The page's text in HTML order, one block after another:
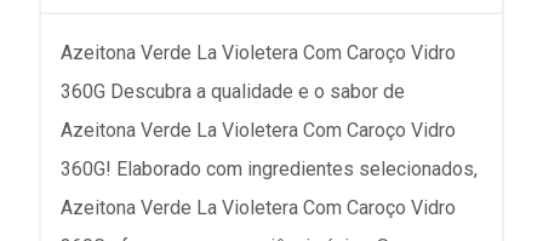
Azeitona Verde La Violetera Com Caroço Vidro
360G Descubra a qualidade e o sabor de
Azeitona Verde La Violetera Com Caroço Vidro
360G! Elaborado com ingredientes selecionados,
Azeitona Verde La Violetera Com Caroço Vidro